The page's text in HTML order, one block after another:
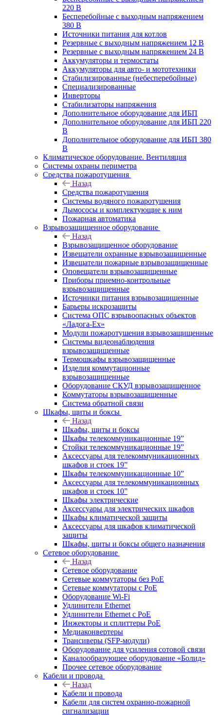
220 В
Бесперебойные с выходным напряжением
380 В
Источники питания для котлов
Резервные с выходным напряжением 12 В
Резервные с выходным напряжением 24 В
Аккумуляторы и термостаты
Аккумуляторы для авто- и мототехники
Стабилизированные (небесперебойные)
Специализированные
Инверторы
Стабилизаторы напряжения
Дополнительное оборудование для ИБП
Дополнительное оборудование для ИБП 220
В
Дополнительное оборудование для ИБП 380
В
Климатическое оборудование. Вентиляция
Системы охраны периметра
Средства пожаротушения
Назад
Средства пожаротушения
Системы водяного пожаротушения
Дымососы и комплектующие к ним
Пожарная автоматика
Взрывозащищенное оборудование
Назад
Взрывозащищенное оборудование
Извещатели охранные взрывозащищенные
Извещатели пожарные взрывозащищенные
Оповещатели взрывозащищенные
Приборы приемно-контрольные
взрывозащищенные
Источники питания взрывозащищенные
Барьеры искрозащиты
Система ОПС взрывоопасных объектов
«Ладога-Ex»
Модули пожаротушения взрывозащищенные
Системы видеонаблюдения
взрывозащищенные
Термошкафы взрывозащищенные
Изделия коммутационные
взрывозащищенные
Оборудование СКУД взрывозащищенное
Коммутаторы взрывозащищенные
Система обратной связи
Шкафы, щиты и боксы
Назад
Шкафы, щиты и боксы
Шкафы телекоммуникационные 19”
Стойки телекоммуникационные 19”
Аксессуары для телекоммуникационных
шкафов и стоек 19”
Шкафы телекоммуникационные 10”
Аксессуары для телекоммуникационных
шкафов и стоек 10”
Шкафы электрические
Аксессуары для электрических шкафов
Шкафы климатической защиты
Аксессуары для шкафов климатической
защиты
Шкафы, щиты и боксы общего назначения
Сетевое оборудование
Назад
Сетевое оборудование
Сетевые коммутаторы без PoE
Сетевые коммутаторы с PoE
Оборудование Wi-Fi
Удлинители Ethernet
Удлинители Ethernet с PoE
Инжекторы и сплиттеры PoE
Медиаконвертеры
Трансиверы (SFP-модули)
Оборудование для усиления сотовой связи
Каналообразующее оборудование «Болид»
Прочее сетевое оборудование
Кабели и провода
Назад
Кабели и провода
Кабели для систем охранно-пожарной
сигнализации